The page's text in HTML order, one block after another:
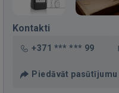
Kontakti
+371 *** *** 99
Piedāvāt pasūtījumu